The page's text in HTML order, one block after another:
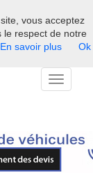
et de la la
Toggle
vous acceptez
le respect de notre
En savoir plus Ok